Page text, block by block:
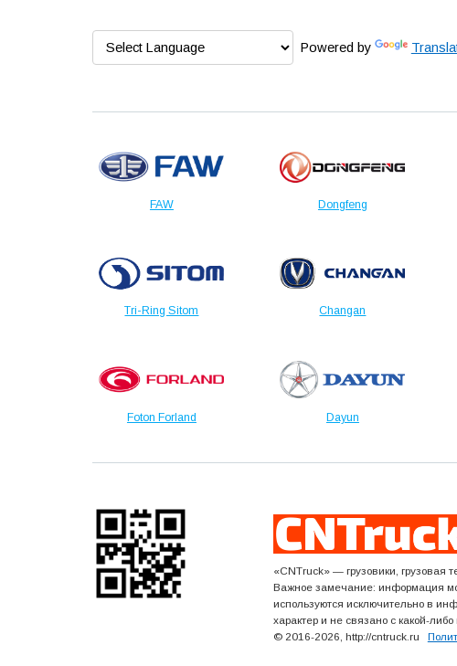
Powered by
FAW Dongfeng
Tri-Ring Sitom Changan
Foton Forland Dayun
«CNTruck» — грузовики, грузовая
Важное замечание: информация
используются исключительно в
характер и не связано с какой-
© 2016-2026, http://cntruck.ru